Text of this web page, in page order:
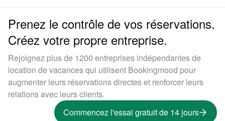
Prenez le contrôle de vos réservations.
Créez votre propre entreprise.
Rejoignez plus de 1200 entreprises indépendantes de
location de vacances qui utilisent Bookingmood pour
augmenter leurs réservations directes et renforcer leurs
relations avec leurs clients.
Commencez l'essai gratuit de 14 jours